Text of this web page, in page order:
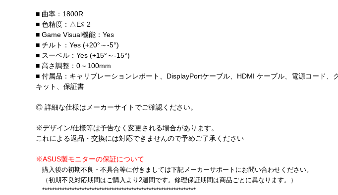
■ 曲率：1800R
■ 色精度：△E≦ 2
■ Game Visual機能：Yes
■ チルト：Yes (+20°～-5°)
■ スーベル：Yes (+15°～-15°)
■ 高さ調整：0～100mm
■ 付属品：キャリブレーションレポート、DisplayPortケーブル、HDMI ケーブル、電源コード
キット、保証書
◎ 詳細な仕様はメーカーサイトでご確認ください。
※デザイン/仕様等は予告なく変更される場合があります。
これによる返品・交換には対応できませんので予めご了承ください
※ASUS製モニターの保証について
購入後の初期不良・不具合等に付きましては下記メーカーサポートにお問い合わせください。
（初期不良対応期間はご購入より2週間です。修理保証期間は商品ごとに異なります。）
**************************************************************